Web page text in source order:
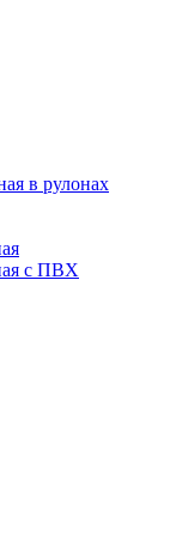
в рулонах
с ПВХ